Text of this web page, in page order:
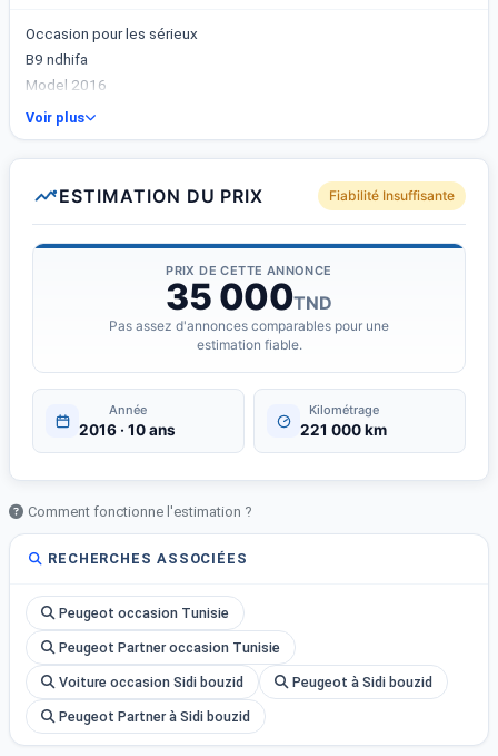
Occasion pour les sérieux
B9 ndhifa
Model 2016
Voir plus
ESTIMATION DU PRIX Fiabilité Insuffisante
PRIX DE CETTE ANNONCE
35 000TND
Pas assez d'annonces comparables pour une
estimation fiable.
Année
2016 · 10 ans
Kilométrage
221 000 km
Comment fonctionne l'estimation ?
RECHERCHES ASSOCIÉES
Peugeot occasion Tunisie
Peugeot Partner occasion Tunisie
Voiture occasion Sidi bouzid Peugeot à Sidi bouzid
Peugeot Partner à Sidi bouzid